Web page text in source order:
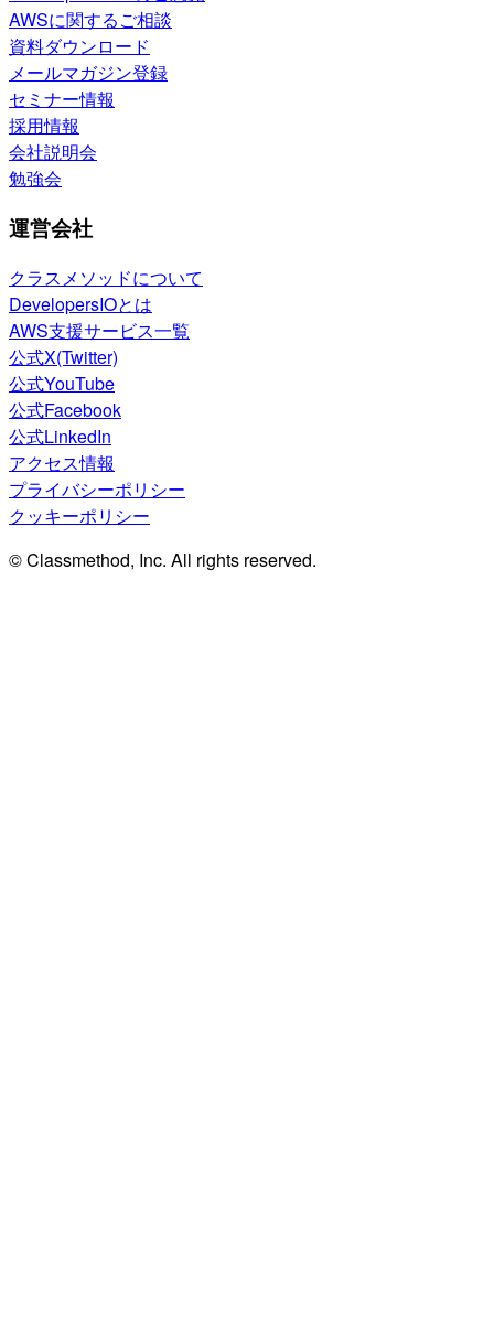
AWSに関するご相談
資料ダウンロード
メールマガジン登録
セミナー情報
採用情報
会社説明会
勉強会
運営会社
クラスメソッドについて
DevelopersIOとは
AWS支援サービス一覧
公式X(Twitter)
公式YouTube
公式Facebook
公式LinkedIn
アクセス情報
プライバシーポリシー
クッキーポリシー
© Classmethod, Inc. All rights reserved.